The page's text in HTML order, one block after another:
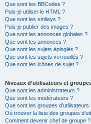
Que sont les BBCodes ?
Puis-je utiliser le HTML ?
Que sont les smileys ?
Puis-je publier des images ?
Que sont les annonces globales ?
Que sont les annonces ?
Que sont les sujets épinglés ?
Que sont les sujets verrouillés ?
Que sont les icônes de sujet ?
Niveaux d’utilisateurs et
Que sont les administrateurs ?
Que sont les modérateurs ?
Que sont les groupes d’utilisateurs
Où trouver la liste des groupes
Comment devenir chef de groupe ?